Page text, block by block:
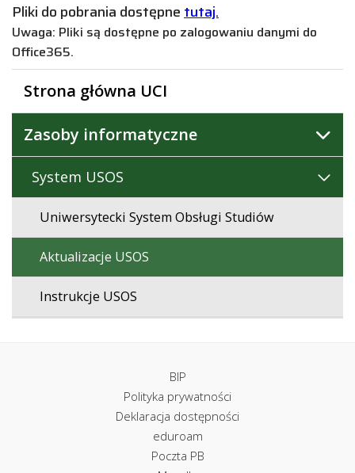
Pliki do pobrania dostępnetutaj.
Uwaga: Pliki są dostępne po zalogowaniu danymi do
Office365.
Strona główna UCI
Zasoby informatyczne
System USOS
Uniwersytecki System Obsługi Studiów
Aktualizacje USOS
Instrukcje USOS
BIP
Polityka prywatności
Deklaracja dostępności
eduroam
Poczta PB